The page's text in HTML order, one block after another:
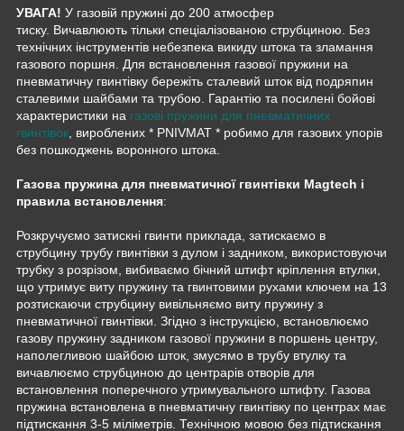
УВАГА! У газовій пружині до 200 атмосфер
тиску. Вичавлюють тільки спеціалізованою струбциною. Без
технічних інструментів небезпека викиду штока та зламання
газового поршня. Для встановлення газової пружини на
пневматичну гвинтівку бережіть сталевий шток від подряпин
сталевими шайбами та трубою. Гарантію та посилені бойові
характеристики на газові пружини для пневматичних
гвинтівок , вироблених * PNIVMAT * робимо для газових упорів
без пошкоджень воронного штока.
Газова пружина для пневматичної гвинтівки Magtech і
правила встановлення:
Розкручуємо затискні гвинти приклада, затискаємо в
струбцину трубу гвинтівки з дулом і задником, використовуючи
трубку з розрізом, вибиваємо бічний штифт кріплення втулки,
що утримує виту пружину та гвинтовими рухами ключем на 13
розтискаючи струбцину вивільняємо виту пружину з
пневматичної гвинтівки. Згідно з інструкцією, встановлюємо
газову пружину задником газової пружини в поршень центру,
наполегливою шайбою шток, змусямо в трубу втулку та
вичавлюємо струбциною до центрарів отворів для
встановлення поперечного утримувального штифту. Газова
пружина встановлена в пневматичну гвинтівку по центрах має
підтискання 3-5 міліметрів. Технічною мовою без підтискання